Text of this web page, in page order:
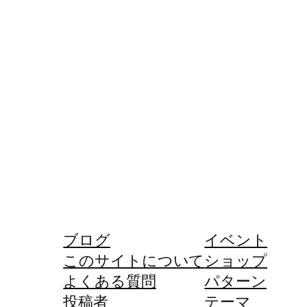
ブログ
このサイトについて
よくある質問
投稿者
イベント
ショップ
パターン
テーマ